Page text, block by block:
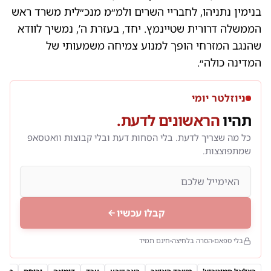
בנימין נתניהו, לחבריי השרים ולמ״מ מנכ״לית משרד ראש
הממשלה דרורית שטיינמץ. יחד, בעזרת ה’, נמשיך לוודא
שהנגב המזרחי הופך למנוע צמיחה משמעותי של
המדינה כולה״.
ניוזלטר יומי
תהיוהראשונים לדעת.
כל מה שצריך לדעת. בלי הסחות דעת ובלי קבוצות וואטסאפ
שמתפוצצות.
קבלו עכשיו
בלי ספאם הסרה בלחיצה חינם תמיד